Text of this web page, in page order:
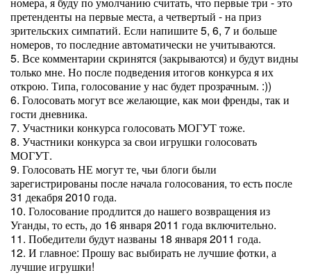
претенденты на первые места, а четвертый - на приз
зрительских симпатий. Если напишите 5, 6, 7 и больше
номеров, то последние автоматически не учитываются.
5. Все комментарии скринятся (закрываются) и будут видны
только мне. Но после подведения итогов конкурса я их
открою. Типа, голосование у нас будет прозрачным. :))
6. Голосовать могут все желающие, как мои френды, так и
гости дневника.
7. Участники конкурса голосовать МОГУТ тоже.
8. Участники конкурса за свои игрушки голосовать
МОГУТ.
9. Голосовать НЕ могут те, чьи блоги были
зарегистрированы после начала голосования, то есть после
31 декабря 2010 года.
10. Голосование продлится до нашего возвращения из
Уганды, то есть, до 16 января 2011 года включительно.
11. Победители будут названы 18 января 2011 года.
12. И главное: Прошу вас выбирать не лучшие фотки, а
лучшие игрушки!